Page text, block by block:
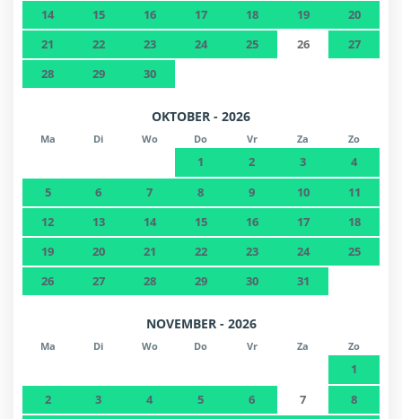
14
15 16 17 18 19
20
21
22 23 24 25 26
27
28
29 30
OKTOBER - 2026
Ma Di Wo Do Vr Za Zo
1 2 3
4
5
6 7 8 9 10
11
12
13 14 15 16 17
18
19
20 21 22 23 24
25
26
27 28 29 30 31
NOVEMBER - 2026
Ma Di Wo Do Vr Za Zo
1
2
3 4 5 6 7
8